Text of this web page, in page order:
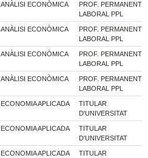
ANÀLISI ECONÒMICA
PROF. PERMANENT
LABORAL PPL
ANÀLISI ECONÒMICA
PROF. PERMANENT
LABORAL PPL
ANÀLISI ECONÒMICA
PROF. PERMANENT
LABORAL PPL
ANÀLISI ECONÒMICA
PROF. PERMANENT
LABORAL PPL
ECONOMIA APLICADA
TITULAR
D'UNIVERSITAT
ECONOMIA APLICADA
TITULAR
D'UNIVERSITAT
ECONOMIA APLICADA
TITULAR